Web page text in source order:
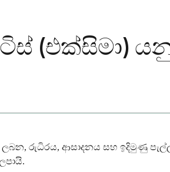
(එක්සිමා)
රුධිරය, ආසාදනය සහ ඉදිමුණු